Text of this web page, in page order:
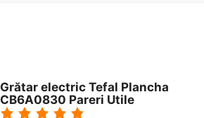
Grătar electric Tefal Plancha
CB6A0830 Pareri Utile